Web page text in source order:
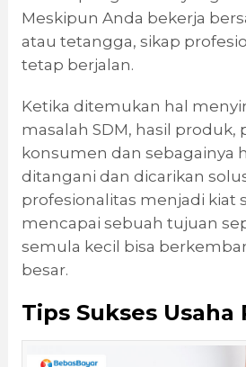
Meskipun Anda bekerja
atau tetangga, sikap
tetap berjalan.
Ketika ditemukan hal
masalah SDM, hasil produk,
konsumen dan sebagainya
ditangani dan dicarikan
profesionalitas menjadi kiat
mencapai sebuah tujuan
semula kecil bisa
besar.
Tips Sukses Usaha